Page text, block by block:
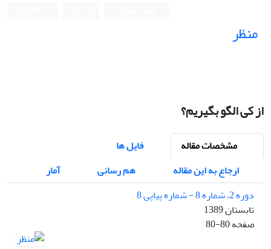
منظر
از کی الگو بگیریم؟
مشخصات مقاله
فایل ها
ارجاع به این مقاله
هم رسانی
آمار
دوره 2، شماره 8 - شماره پیاپی 8
تابستان 1389
صفحه80-80